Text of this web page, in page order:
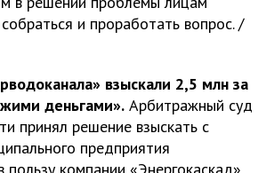
и проработать вопрос. /
взыскали 2,5 млн за
деньгами». Арбитражный суд
принял решение взыскать с
предприятия